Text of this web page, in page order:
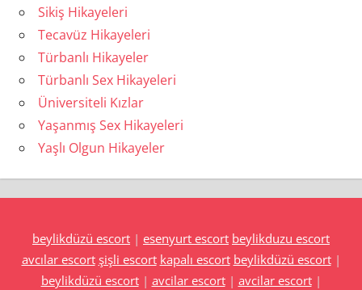
Sikiş Hikayeleri
Tecavüz Hikayeleri
Türbanlı Hikayeler
Türbanlı Sex Hikayeleri
Üniversiteli Kızlar
Yaşanmış Sex Hikayeleri
Yaşlı Olgun Hikayeler
beylikdüzü escort | esenyurt escort beylikduzu escort
avcılar escort şişli escort kapalı escort beylikdüzü escort|
beylikdüzü escort| avcilar escort| avcilar escort|